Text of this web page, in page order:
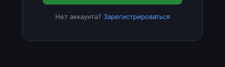
Нет аккаунта? Зарегистрироваться